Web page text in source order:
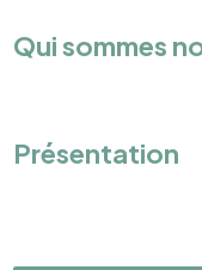
Qui sommes
Présentation